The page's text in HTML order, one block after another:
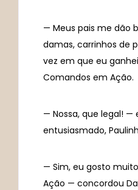
— Meus pais me dão
damas, carrinhos de
vez em que eu
Comandos em Ação.
— Nossa, que legal! —
entusiasmado,
— Sim, eu gosto
Ação — concordou